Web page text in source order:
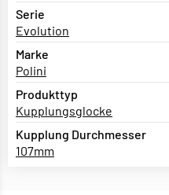
Serie
Evolution
Marke
Polini
Produkttyp
Kupplungsglocke
Kupplung Durchmesser
107mm